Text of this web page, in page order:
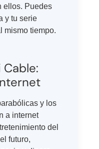
ellos. Puedes
y tu serie
mismo tiempo.
y los
a internet
del
futuro,